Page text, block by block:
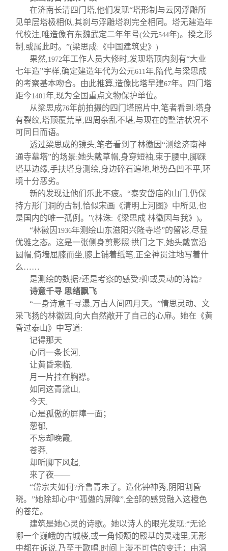
在济南长清四门塔 他们发现“塔形制与云冈浮雕所
见单层塔极相似 其刹与浮雕塔刹完全相同。塔无建造年
代校注 唯造像有东魏武定二年年号(公元544年)。揆之形
制 或属此时。”(梁思成: 《中国建筑史》 )
果然 ,1972年工作人员大修时 发现塔顶内刻有“大业
七年造”字样 确定建造年代为公元611年 隋代 与梁思成
的考察基本吻合。由此推算 造像比塔早建67年。四门塔
距今1401年 现为全国重点文物保护单位。
从梁思成76年前拍摄的四门塔照片中 笔者看到 :塔身
有裂纹 塔顶覆荒草 四周杂乱不堪 与现在的整洁状况不
可同日而语。
透过梁思成的镜头 笔者看到了林徽因“测绘济南神
通寺墓塔”的场景:她头戴草帽 身穿短袖 束于腰中 脚踩
塔基边缘 手扶塔身测绘 身边碎石遍地 地势凸凹不平 环
境十分恶劣。
新的发现让他们乐此不疲。“泰安岱庙的山门
仍保
持方形门洞的古制 恰似宋画《清明上河图》中所见 也
是国内的唯一孤例。”(林洙: 《梁思成 林徽因与我》 )。
“林徽因 1936年测绘山东滋阳兴隆寺塔”的留影 尽显
优雅之态。这是一张侧身剪影照:拱门之下 她头戴宽沿
圆帽 倚墙屈膝而坐 膝上铺着纸笔 正全神贯注地写着什
么……
是测绘的数据?还是考察的感受?抑或灵动的诗篇?
诗意千寻 思绪飘飞
“一身诗意千寻瀑 万古人间四月天。”情思灵动、文
采飞扬的林徽因 向大自然敞开了自己的心扉。她在《黄
昏过泰山》中写道:
记得那天
心同一条长河
让黄昏来临
月一片挂在胸襟。
如同这青黛山
今天
心是孤傲的屏障一面；
葱郁
不忘却晚霞
苍莽
却听脚下风起
来了夜——
“岱宗夫如何?齐鲁青未了。造化钟神秀 阴阳割昏
晓。”她除却心中“孤傲的屏障” 全部的感觉融入这橙色
的苍茫。
建筑是她心灵的诗歌。她以诗人的眼光发现:“无论
哪一个巍峨的古城楼 或一角倾颓的殿基的灵魂里 无形
中都在诉说 乃至于歌唱 时间上漫不可信的变迁；由温